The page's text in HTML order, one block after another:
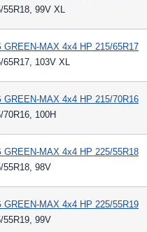
55R18, 99V XL
GREEN-MAX 4x4 HP 215/65R17
65R17, 103V XL
GREEN-MAX 4x4 HP 215/70R16
70R16, 100H
GREEN-MAX 4x4 HP 225/55R18
55R18, 98V
GREEN-MAX 4x4 HP 225/55R19
55R19, 99V